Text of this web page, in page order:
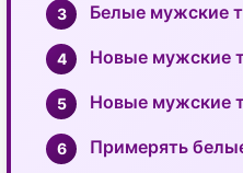
Белые мужские
Новые мужские
Новые мужские
Примерять